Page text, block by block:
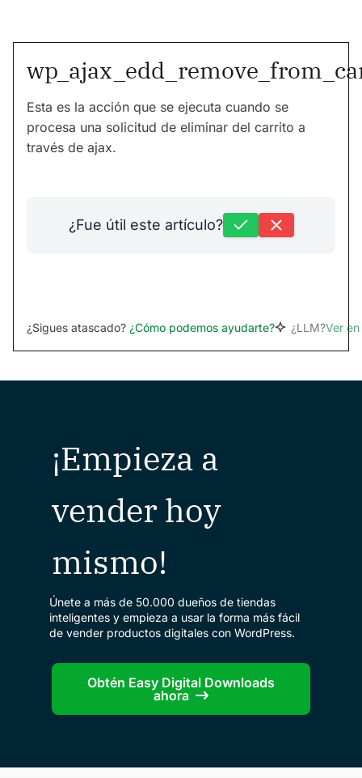
Esta es la acción que se ejecuta cuando se
procesa una solicitud de eliminar del carrito a
través de ajax.
¿Fue útil este artículo?
¿Sigues atascado? ¿Cómo podemos ayudarte? ¿LLM?Ver
¡Empieza a
vender hoy
mismo!
Únete a más de 50.000 dueños de tiendas
inteligentes y empieza a usar la forma más fácil
de vender productos digitales con WordPress.
Obtén Easy Digital Downloads
ahora